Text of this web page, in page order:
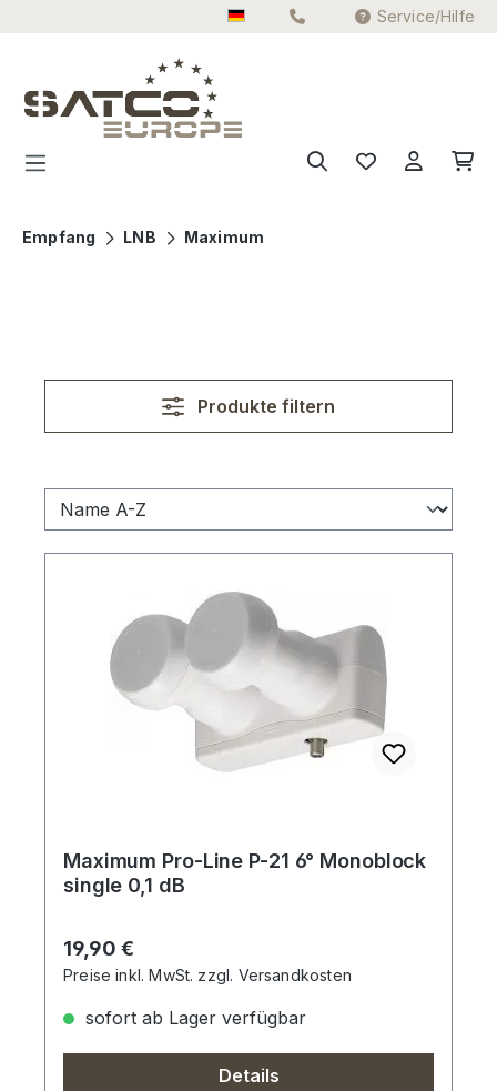
Zum Hauptinhalt springen Service/Hilfe
Empfang LNB Maximum
Produkte filtern
Maximum Pro-Line P-21 6° Monoblock
single 0,1 dB
Regulärer Preis:
19,90 €
Preise inkl. MwSt. zzgl. Versandkosten
sofort ab Lager verfügbar
Details